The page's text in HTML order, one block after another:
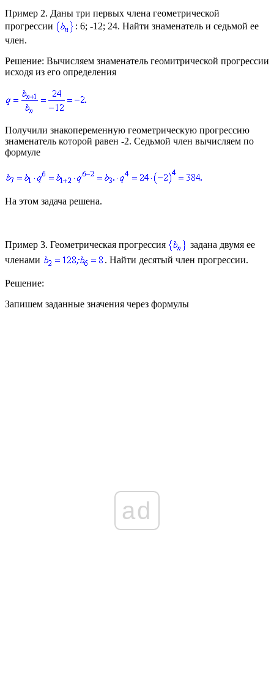
Пример 2. Даны три первых члена геометрической
прогрессии
: 6; -12; 24. Найти знаменатель и седьмой ее
член.
Решение: Вычисляем знаменатель геомитрической прогрессии
исходя из его определения
Получили знакопеременную геометрическую прогрессию
знаменатель которой равен -2. Седьмой член вычисляем по
формуле
На этом задача решена.
Пример 3. Геометрическая прогрессия
задана двумя ее
членами
. Найти десятый член прогрессии.
Решение:
Запишем заданные значения через формулы
ad